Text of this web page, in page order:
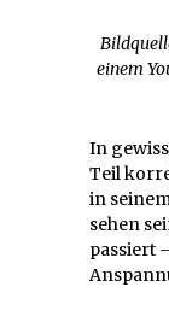
einem
In
Teil
in
sehen
passiert